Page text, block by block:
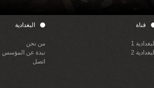
قناة
البغدادية 1
البغدادية 2
البغدادية
من نحن
نبذة عن المؤسس
اتصل